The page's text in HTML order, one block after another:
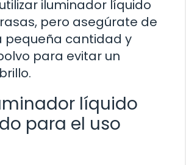
iluminador líquido
pero asegúrate de
pequeña cantidad y
para evitar un
líquido
para el uso